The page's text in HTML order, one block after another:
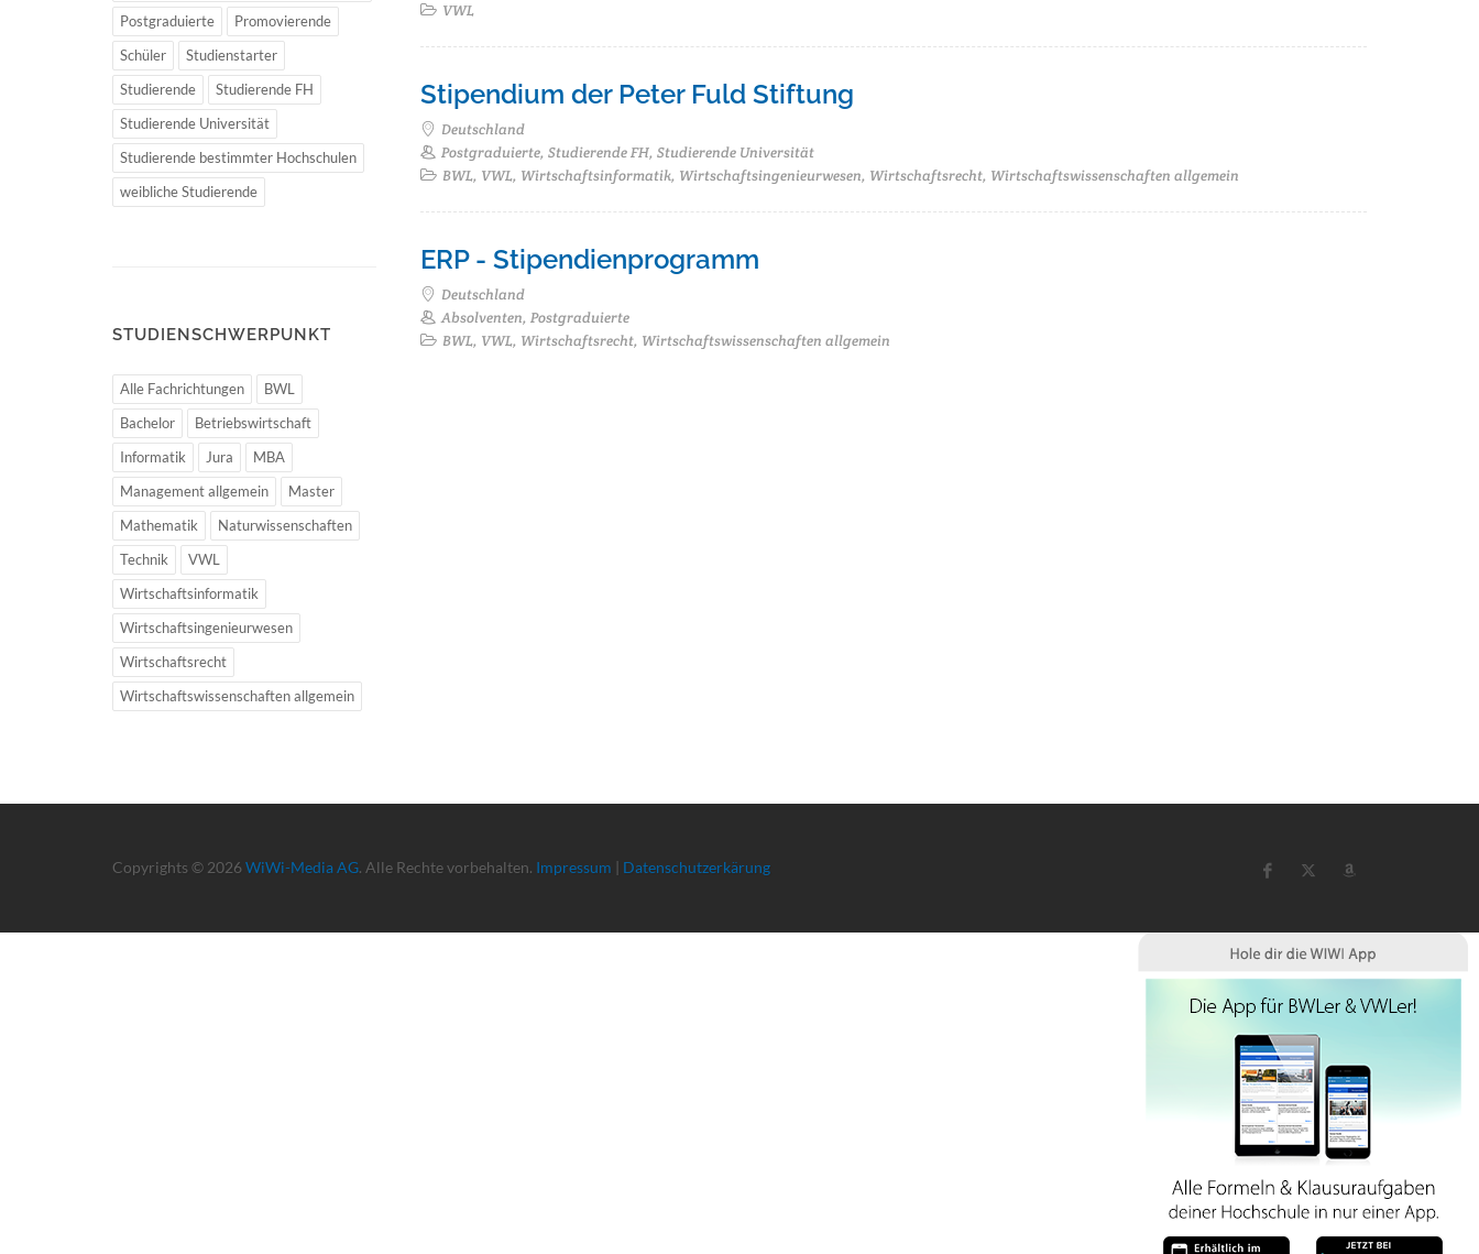
VWL
Stipendium der Peter Fuld Stiftung
Deutschland
Postgraduierte, Studierende FH, Studierende Universität
BWL, VWL, Wirtschaftsinformatik, Wirtschaftsingenieurwesen, Wirtschaftsrecht, Wirtschaftswissenschaften allgemein
ERP - Stipendienprogramm
Deutschland
Absolventen, Postgraduierte
BWL, VWL, Wirtschaftsrecht, Wirtschaftswissenschaften allgemein
Postgraduierte
Promovierende
Schüler
Studienstarter
Studierende
Studierende FH
Studierende Universität
Studierende bestimmter Hochschulen
weibliche Studierende
STUDIENSCHWERPUNKT
Alle Fachrichtungen
BWL
Bachelor
Betriebswirtschaft
Informatik
Jura
MBA
Management allgemein
Master
Mathematik
Naturwissenschaften
Technik
VWL
Wirtschaftsinformatik
Wirtschaftsingenieurwesen
Wirtschaftsrecht
Wirtschaftswissenschaften allgemein
Copyrights © 2026 WiWi-Media AG. Alle Rechte vorbehalten. Impressum | Datenschutzerkärung